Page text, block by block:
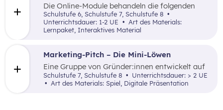
Die Online-Module behandeln die folgenden
Themen: Was ist Marketing, Marktforschung,
die 4P (Price, Promotion, Place und Product)
sowie zentrale Begriffe.
Schulstufe 6, Schulstufe 7, Schulstufe 8
Unterrichtsdauer: 1-2 UE
Art des Materials:
Lernpaket, Interaktives Material
Marketing-Pitch – Die Mini-Löwen
Eine Gruppe von Gründer:innen entwickelt auf
Basis einer vorgegebenen Unternehmensidee
einen abwechslungsreichen Pitch, der den Mini-
Löwen (= Investor:innen) präsentiert wird. Ziel
Schulstufe 7, Schulstufe 8
Unterrichtsdauer: > 2 UE
Art des Materials: Spiel, Digitale Präsentation